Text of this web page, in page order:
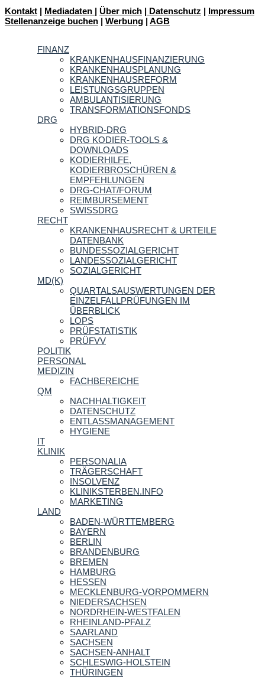
Kontakt | Mediadaten | Über mich | Datenschutz | Impressum
Stellenanzeige buchen | Werbung | AGB
FINANZ
KRANKENHAUSFINANZIERUNG
KRANKENHAUSPLANUNG
KRANKENHAUSREFORM
LEISTUNGSGRUPPEN
AMBULANTISIERUNG
TRANSFORMATIONSFONDS
DRG
HYBRID-DRG
DRG KODIER-TOOLS &
DOWNLOADS
KODIERHILFE,
KODIERBROSCHÜREN &
EMPFEHLUNGEN
DRG-CHAT/FORUM
REIMBURSEMENT
SWISSDRG
RECHT
KRANKENHAUSRECHT & URTEILE
DATENBANK
BUNDESSOZIALGERICHT
LANDESSOZIALGERICHT
SOZIALGERICHT
MD(K)
QUARTALSAUSWERTUNGEN DER
EINZELFALLPRÜFUNGEN IM
ÜBERBLICK
LOPS
PRÜFSTATISTIK
PRÜFVV
POLITIK
PERSONAL
MEDIZIN
FACHBEREICHE
QM
NACHHALTIGKEIT
DATENSCHUTZ
ENTLASSMANAGEMENT
HYGIENE
IT
KLINIK
PERSONALIA
TRÄGERSCHAFT
INSOLVENZ
KLINIKSTERBEN.INFO
MARKETING
LAND
BADEN-WÜRTTEMBERG
BAYERN
BERLIN
BRANDENBURG
BREMEN
HAMBURG
HESSEN
MECKLENBURG-VORPOMMERN
NIEDERSACHSEN
NORDRHEIN-WESTFALEN
RHEINLAND-PFALZ
SAARLAND
SACHSEN
SACHSEN-ANHALT
SCHLESWIG-HOLSTEIN
THÜRINGEN